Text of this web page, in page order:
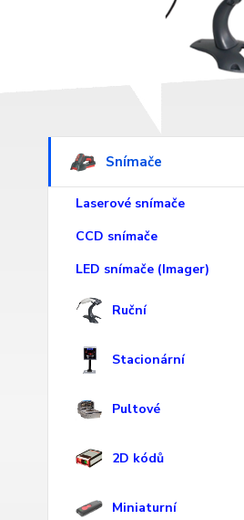
Snímače
Laserové snímače
CCD snímače
LED snímače (Imager)
Ruční
Stacionární
Pultové
2D kódů
Miniaturní